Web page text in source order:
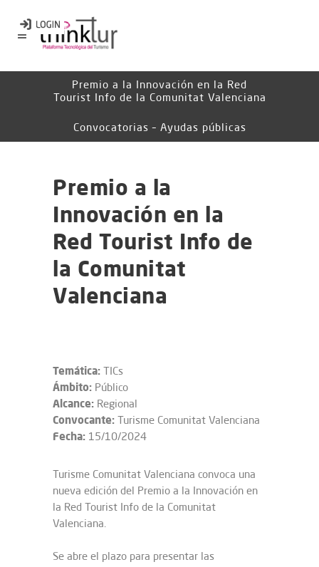
Premio a la Innovación en la Red
Tourist Info de la Comunitat Valenciana
Convocatorias – Ayudas públicas
Premio a la
Innovación en la
Red Tourist Info de
la Comunitat
Valenciana
Temática: TICs
Ámbito: Público
Alcance: Regional
Convocante: Turisme Comunitat Valenciana
Fecha: 15/10/2024
Turisme Comunitat Valenciana convoca una
nueva edición del Premio a la Innovación en
la Red Tourist Info de la Comunitat
Valenciana.
Se abre el plazo para presentar las